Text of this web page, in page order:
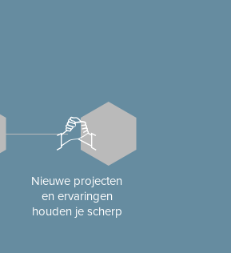
Nieuwe projecten
en ervaringen
houden je scherp